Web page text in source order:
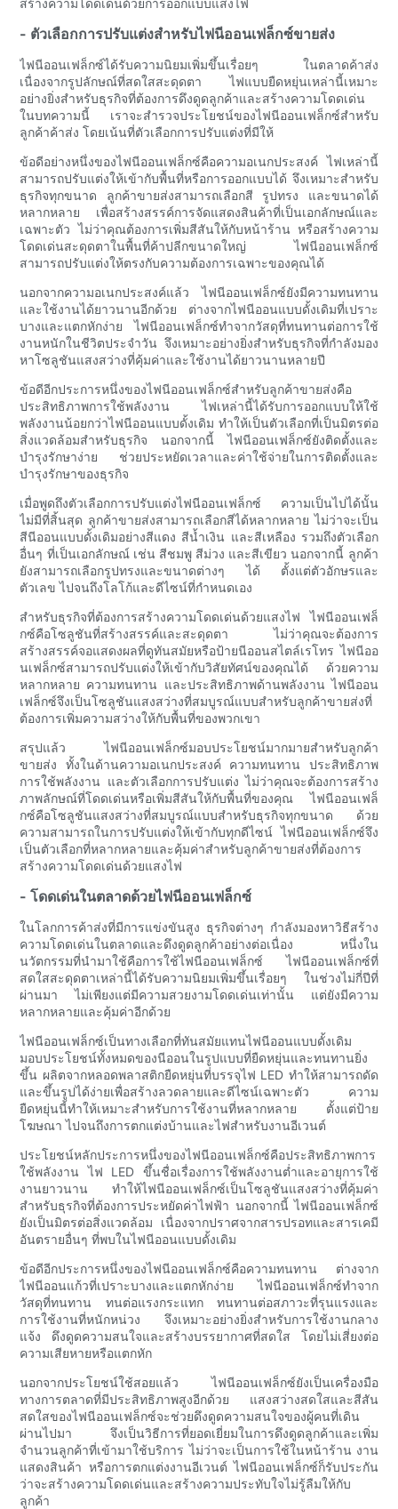
- ตัวเลือกการปรับแต่งสำหรับไฟนีออนเฟล็กซ์ขายส่ง
ไฟนีออนเฟล็กซ์ได้รับความนิยมเพิ่มขึ้นเรื่อยๆ ในตลาดค้าส่ง
เนื่องจากรูปลักษณ์ที่สดใสสะดุดตา ไฟแบบยืดหยุ่นเหล่านี้เหมาะ
อย่างยิ่งสำหรับธุรกิจที่ต้องการดึงดูดลูกค้าและสร้างความโดดเด่น
ในบทความนี้ เราจะสำรวจประโยชน์ของไฟนีออนเฟล็กซ์สำหรับ
ลูกค้าค้าส่ง โดยเน้นที่ตัวเลือกการปรับแต่งที่มีให้
ข้อดีอย่างหนึ่งของไฟนีออนเฟล็กซ์คือความอเนกประสงค์ ไฟเหล่านี้
สามารถปรับแต่งให้เข้ากับพื้นที่หรือการออกแบบได้ จึงเหมาะสำหรับ
ธุรกิจทุกขนาด ลูกค้าขายส่งสามารถเลือกสี รูปทรง และขนาดได้
หลากหลาย เพื่อสร้างสรรค์การจัดแสดงสินค้าที่เป็นเอกลักษณ์และ
เฉพาะตัว ไม่ว่าคุณต้องการเพิ่มสีสันให้กับหน้าร้าน หรือสร้างความ
โดดเด่นสะดุดตาในพื้นที่ค้าปลีกขนาดใหญ่ ไฟนีออนเฟล็กซ์
สามารถปรับแต่งให้ตรงกับความต้องการเฉพาะของคุณได้
นอกจากความอเนกประสงค์แล้ว ไฟนีออนเฟล็กซ์ยังมีความทนทาน
และใช้งานได้ยาวนานอีกด้วย ต่างจากไฟนีออนแบบดั้งเดิมที่เปราะ
บางและแตกหักง่าย ไฟนีออนเฟล็กซ์ทำจากวัสดุที่ทนทานต่อการใช้
งานหนักในชีวิตประจำวัน จึงเหมาะอย่างยิ่งสำหรับธุรกิจที่กำลังมอง
หาโซลูชันแสงสว่างที่คุ้มค่าและใช้งานได้ยาวนานหลายปี
ข้อดีอีกประการหนึ่งของไฟนีออนเฟล็กซ์สำหรับลูกค้าขายส่งคือ
ประสิทธิภาพการใช้พลังงาน ไฟเหล่านี้ได้รับการออกแบบให้ใช้
พลังงานน้อยกว่าไฟนีออนแบบดั้งเดิม ทำให้เป็นตัวเลือกที่เป็นมิตรต่อ
สิ่งแวดล้อมสำหรับธุรกิจ นอกจากนี้ ไฟนีออนเฟล็กซ์ยังติดตั้งและ
บำรุงรักษาง่าย ช่วยประหยัดเวลาและค่าใช้จ่ายในการติดตั้งและ
บำรุงรักษาของธุรกิจ
เมื่อพูดถึงตัวเลือกการปรับแต่งไฟนีออนเฟล็กซ์ ความเป็นไปได้นั้น
ไม่มีที่สิ้นสุด ลูกค้าขายส่งสามารถเลือกสีได้หลากหลาย ไม่ว่าจะเป็น
สีนีออนแบบดั้งเดิมอย่างสีแดง สีน้ำเงิน และสีเหลือง รวมถึงตัวเลือก
อื่นๆ ที่เป็นเอกลักษณ์ เช่น สีชมพู สีม่วง และสีเขียว นอกจากนี้ ลูกค้า
ยังสามารถเลือกรูปทรงและขนาดต่างๆ ได้ ตั้งแต่ตัวอักษรและ
ตัวเลข ไปจนถึงโลโก้และดีไซน์ที่กำหนดเอง
สำหรับธุรกิจที่ต้องการสร้างความโดดเด่นด้วยแสงไฟ ไฟนีออนเฟล็
กซ์คือโซลูชันที่สร้างสรรค์และสะดุดตา ไม่ว่าคุณจะต้องการ
สร้างสรรค์จอแสดงผลที่ดูทันสมัยหรือป้ายนีออนสไตล์เรโทร ไฟนีออ
นเฟล็กซ์สามารถปรับแต่งให้เข้ากับวิสัยทัศน์ของคุณได้ ด้วยความ
หลากหลาย ความทนทาน และประสิทธิภาพด้านพลังงาน ไฟนีออน
เฟล็กซ์จึงเป็นโซลูชันแสงสว่างที่สมบูรณ์แบบสำหรับลูกค้าขายส่งที่
ต้องการเพิ่มความสว่างให้กับพื้นที่ของพวกเขา
สรุปแล้ว ไฟนีออนเฟล็กซ์มอบประโยชน์มากมายสำหรับลูกค้า
ขายส่ง ทั้งในด้านความอเนกประสงค์ ความทนทาน ประสิทธิภาพ
การใช้พลังงาน และตัวเลือกการปรับแต่ง ไม่ว่าคุณจะต้องการสร้าง
ภาพลักษณ์ที่โดดเด่นหรือเพิ่มสีสันให้กับพื้นที่ของคุณ ไฟนีออนเฟล็
กซ์คือโซลูชันแสงสว่างที่สมบูรณ์แบบสำหรับธุรกิจทุกขนาด ด้วย
ความสามารถในการปรับแต่งให้เข้ากับทุกดีไซน์ ไฟนีออนเฟล็กซ์จึง
เป็นตัวเลือกที่หลากหลายและคุ้มค่าสำหรับลูกค้าขายส่งที่ต้องการ
สร้างความโดดเด่นด้วยแสงไฟ
- โดดเด่นในตลาดด้วยไฟนีออนเฟล็กซ์
ในโลกการค้าส่งที่มีการแข่งขันสูง ธุรกิจต่างๆ กำลังมองหาวิธีสร้าง
ความโดดเด่นในตลาดและดึงดูดลูกค้าอย่างต่อเนื่อง หนึ่งใน
นวัตกรรมที่นำมาใช้คือการใช้ไฟนีออนเฟล็กซ์ ไฟนีออนเฟล็กซ์ที่
สดใสสะดุดตาเหล่านี้ได้รับความนิยมเพิ่มขึ้นเรื่อยๆ ในช่วงไม่กี่ปีที่
ผ่านมา ไม่เพียงแต่มีความสวยงามโดดเด่นเท่านั้น แต่ยังมีความ
หลากหลายและคุ้มค่าอีกด้วย
ไฟนีออนเฟล็กซ์เป็นทางเลือกที่ทันสมัยแทนไฟนีออนแบบดั้งเดิม
มอบประโยชน์ทั้งหมดของนีออนในรูปแบบที่ยืดหยุ่นและทนทานยิ่ง
ขึ้น ผลิตจากหลอดพลาสติกยืดหยุ่นที่บรรจุไฟ LED ทำให้สามารถดัด
และขึ้นรูปได้ง่ายเพื่อสร้างลวดลายและดีไซน์เฉพาะตัว ความ
ยืดหยุ่นนี้ทำให้เหมาะสำหรับการใช้งานที่หลากหลาย ตั้งแต่ป้าย
โฆษณา ไปจนถึงการตกแต่งบ้านและไฟสำหรับงานอีเวนต์
ประโยชน์หลักประการหนึ่งของไฟนีออนเฟล็กซ์คือประสิทธิภาพการ
ใช้พลังงาน ไฟ LED ขึ้นชื่อเรื่องการใช้พลังงานต่ำและอายุการใช้
งานยาวนาน ทำให้ไฟนีออนเฟล็กซ์เป็นโซลูชันแสงสว่างที่คุ้มค่า
สำหรับธุรกิจที่ต้องการประหยัดค่าไฟฟ้า นอกจากนี้ ไฟนีออนเฟล็กซ์
ยังเป็นมิตรต่อสิ่งแวดล้อม เนื่องจากปราศจากสารปรอทและสารเคมี
อันตรายอื่นๆ ที่พบในไฟนีออนแบบดั้งเดิม
ข้อดีอีกประการหนึ่งของไฟนีออนเฟล็กซ์คือความทนทาน ต่างจาก
ไฟนีออนแก้วที่เปราะบางและแตกหักง่าย ไฟนีออนเฟล็กซ์ทำจาก
วัสดุที่ทนทาน ทนต่อแรงกระแทก ทนทานต่อสภาวะที่รุนแรงและ
การใช้งานที่หนักหน่วง จึงเหมาะอย่างยิ่งสำหรับการใช้งานกลาง
แจ้ง ดึงดูดความสนใจและสร้างบรรยากาศที่สดใส โดยไม่เสี่ยงต่อ
ความเสียหายหรือแตกหัก
นอกจากประโยชน์ใช้สอยแล้ว ไฟนีออนเฟล็กซ์ยังเป็นเครื่องมือ
ทางการตลาดที่มีประสิทธิภาพสูงอีกด้วย แสงสว่างสดใสและสีสัน
สดใสของไฟนีออนเฟล็กซ์จะช่วยดึงดูดความสนใจของผู้คนที่เดิน
ผ่านไปมา จึงเป็นวิธีการที่ยอดเยี่ยมในการดึงดูดลูกค้าและเพิ่ม
จำนวนลูกค้าที่เข้ามาใช้บริการ ไม่ว่าจะเป็นการใช้ในหน้าร้าน งาน
แสดงสินค้า หรือการตกแต่งงานอีเวนต์ ไฟนีออนเฟล็กซ์ก็รับประกัน
ว่าจะสร้างความโดดเด่นและสร้างความประทับใจไม่รู้ลืมให้กับ
ลูกค้า